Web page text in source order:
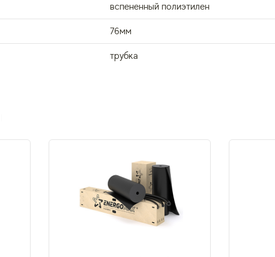
вспененный полиэтилен
76мм
трубка